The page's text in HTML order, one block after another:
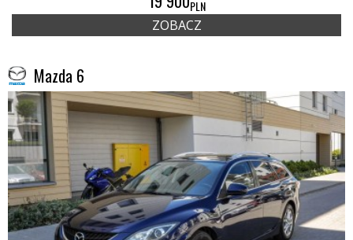
PLN
ZOBACZ
Mazda 6